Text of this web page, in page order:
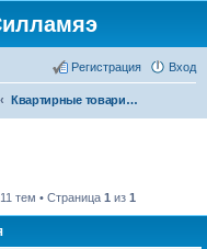
Вход
Регистрация
Квартирные товарищества
11 тем • Страница 1 из 1